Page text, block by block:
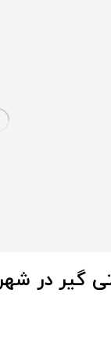
در شهر